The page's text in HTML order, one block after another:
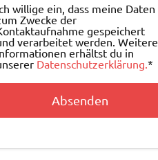
willige ein, dass meine Daten
Zwecke der
gespeichert
verarbeitet werden. Weitere
erhältst du in
Datenschutzerklärung.*